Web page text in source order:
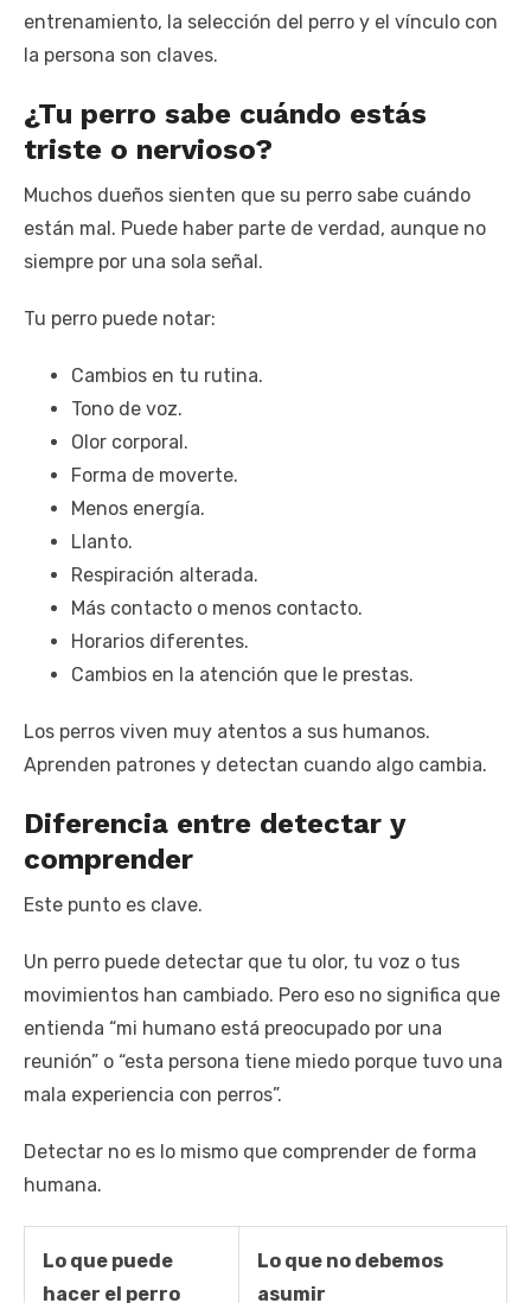
entrenamiento, la selección del perro y el vínculo con
la persona son claves.
¿Tu perro sabe cuándo estás
triste o nervioso?
Muchos dueños sienten que su perro sabe cuándo
están mal. Puede haber parte de verdad, aunque no
siempre por una sola señal.
Tu perro puede notar:
Cambios en tu rutina.
Tono de voz.
Olor corporal.
Forma de moverte.
Menos energía.
Llanto.
Respiración alterada.
Más contacto o menos contacto.
Horarios diferentes.
Cambios en la atención que le prestas.
Los perros viven muy atentos a sus humanos.
Aprenden patrones y detectan cuando algo cambia.
Diferencia entre detectar y
comprender
Este punto es clave.
Un perro puede detectar que tu olor, tu voz o tus
movimientos han cambiado. Pero eso no significa que
entienda “mi humano está preocupado por una
reunión” o “esta persona tiene miedo porque tuvo una
mala experiencia con perros”.
Detectar no es lo mismo que comprender de forma
humana.
Lo que puede
hacer el perro
Lo que no debemos
asumir